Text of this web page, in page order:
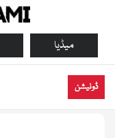
میڈیا
ڈونیشن